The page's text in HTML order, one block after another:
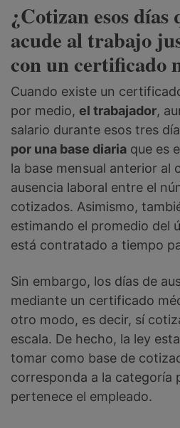
¿Cotizan esos días
acude al trabajo
con un certificado
Cuando existe un
por medio, el trabajador,
salario durante esos tres
por una base diaria que es
la base mensual anterior al
ausencia laboral entre el
cotizados. Asimismo,
estimando el promedio del
está contratado a tiempo
Sin embargo, los días de
mediante un certificado
otro modo, es decir, sí
escala. De hecho, la ley
tomar como base de
corresponda a la categoría
pertenece el empleado.